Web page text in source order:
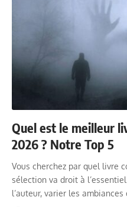
Quel est le meilleur
2026 ? Notre Top 5
Vous cherchez par quel livre
sélection va droit à
l’auteur, varier les